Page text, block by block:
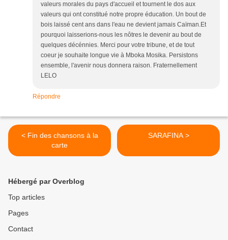
valeurs morales du pays d'accueil et tournent le dos aux
valeurs qui ont constitué notre propre éducation. Un bout de
bois laissé cent ans dans l'eau ne devient jamais Caïman.Et
pourquoi laisserions-nous les nôtres le devenir au bout de
quelques décénnies. Merci pour votre tribune, et de tout
coeur je souhaite longue vie à Mboka Mosika. Persistons
ensemble, l'avenir nous donnera raison. Fraternellement
LELO
Répondre
< Fin des chansons à la
carte
SARAFINA >
Hébergé par Overblog
Top articles
Pages
Contact